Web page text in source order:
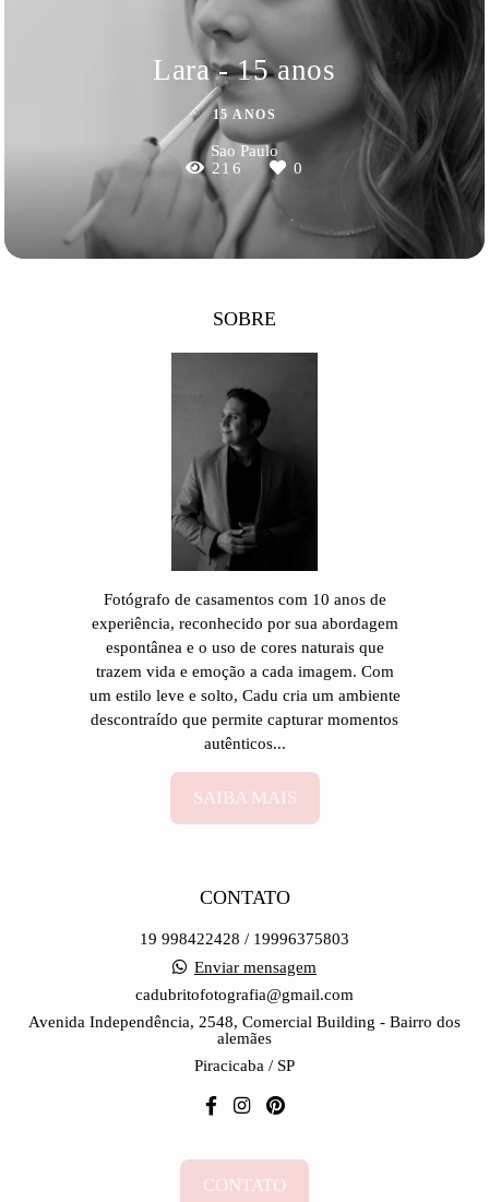
Lara - 15 anos
15 ANOS
Sao Paulo
216
0
SOBRE
Fotógrafo de casamentos com 10 anos de
experiência, reconhecido por sua abordagem
espontânea e o uso de cores naturais que
trazem vida e emoção a cada imagem. Com
um estilo leve e solto, Cadu cria um ambiente
descontraído que permite capturar momentos
autênticos...
SAIBA MAIS
CONTATO
19 998422428 / 19996375803
Enviar mensagem
cadubritofotografia@gmail.com
Avenida Independência, 2548, Comercial Building - Bairro dos
alemães
Piracicaba / SP
CONTATO